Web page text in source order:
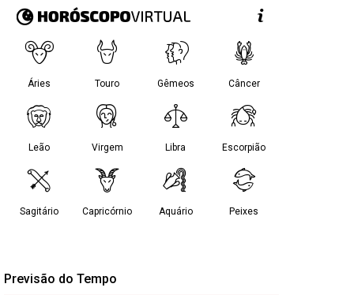
Previsão do Tempo